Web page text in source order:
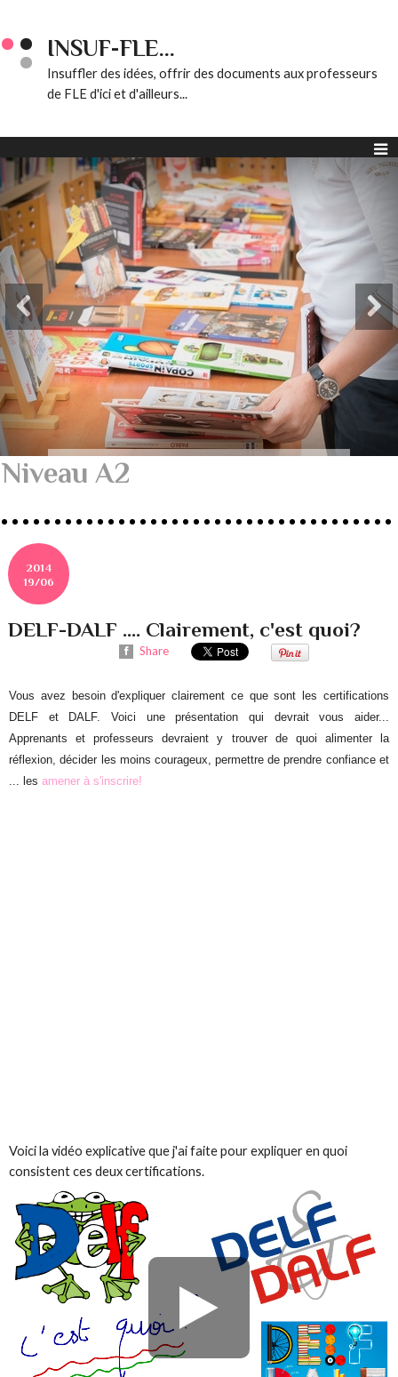
INSUF-FLE...
Insuffler des idées, offrir des documents aux professeurs
de FLE d'ici et d'ailleurs...
Niveau A2
2014
19/06
DELF-DALF .... Clairement, c'est quoi?
Share
Vous avez besoin d'expliquer clairement ce que sont les certifications
DELF et DALF. Voici une présentation qui devrait vous aider...
Apprenants et professeurs devraient y trouver de quoi alimenter la
réflexion, décider les moins courageux, permettre de prendre confiance et
... lesamener à s'inscrire!
Voici la vidéo explicative que j'ai faite pour expliquer en quoi
consistent ces deux certifications.